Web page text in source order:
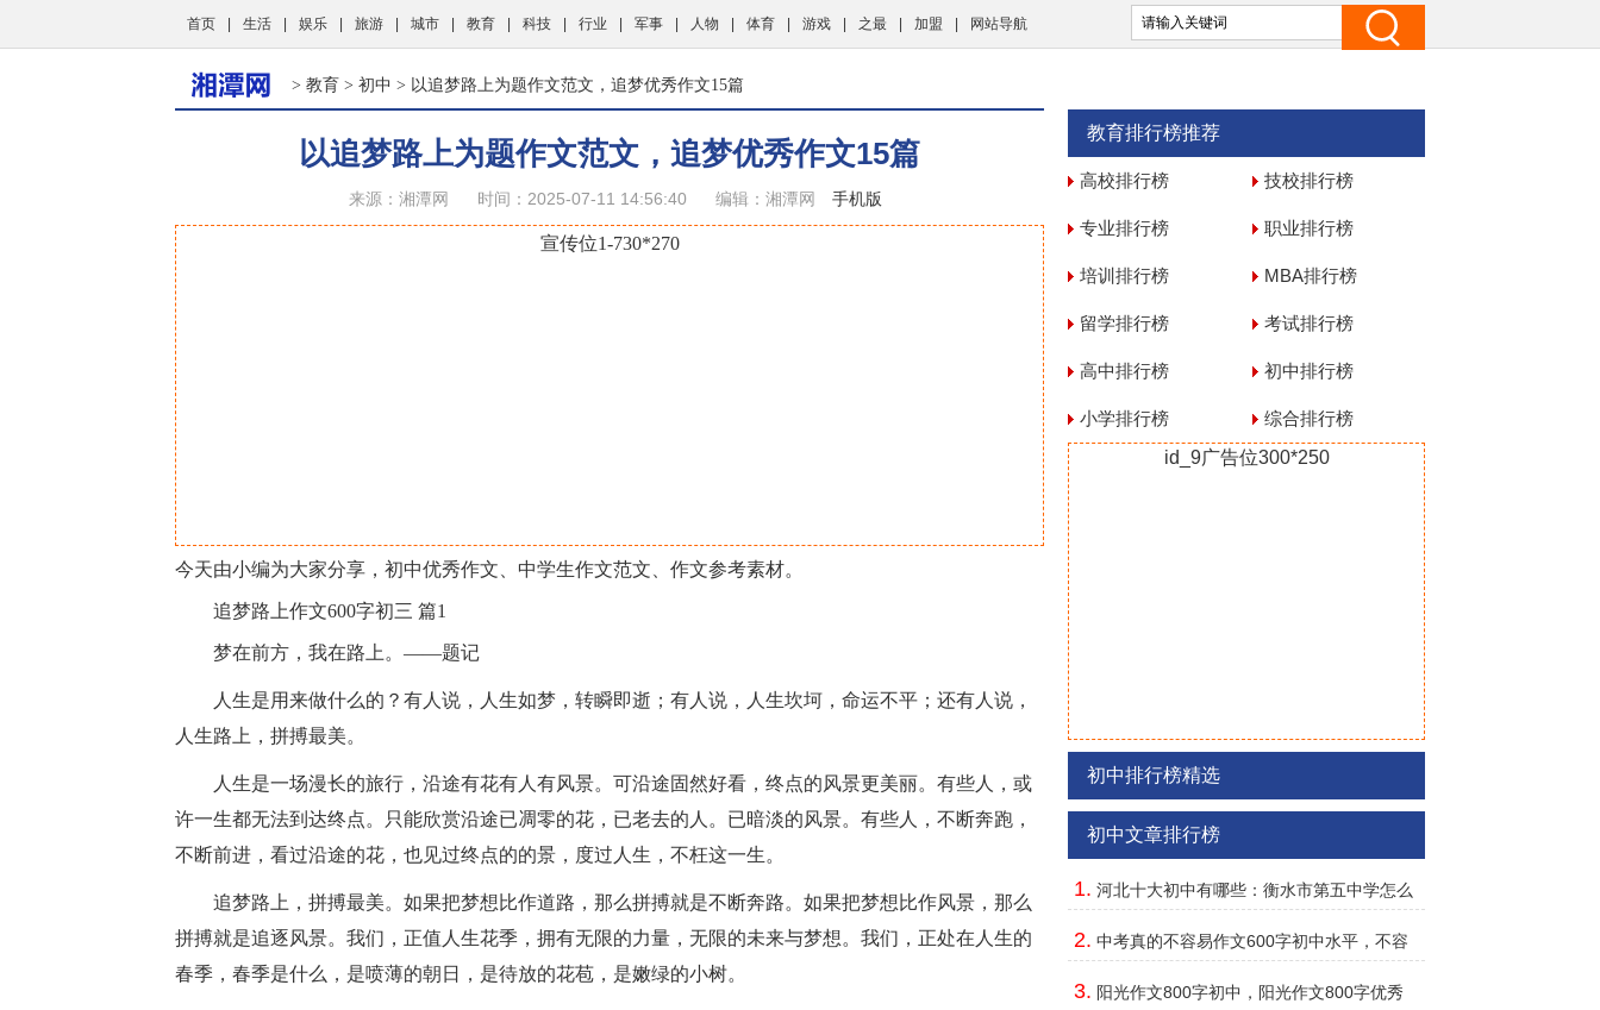
首页 生活 娱乐 旅游 城市 教育 科技 行业 军事 人物 体育 游戏 之最 加盟 网站导航
> 教育 > 初中 > 以追梦路上为题作文范文，追梦优秀作文15篇
以追梦路上为题作文范文，追梦优秀作文15篇
来源：湘潭网 时间：2025-07-11 14:56:40 编辑：湘潭网 手机版
宣传位1-730*270
今天由小编为大家分享，初中优秀作文、中学生作文范文、作文参考素材。
追梦路上作文600字初三 篇1
梦在前方，我在路上。——题记
人生是用来做什么的？有人说，人生如梦，转瞬即逝；有人说，人生坎坷，命运不平；还有人说，
人生路上，拼搏最美。
人生是一场漫长的旅行，沿途有花有人有风景。可沿途固然好看，终点的风景更美丽。有些人，或
许一生都无法到达终点。只能欣赏沿途已凋零的花，已老去的人。已暗淡的风景。有些人，不断奔跑，
不断前进，看过沿途的花，也见过终点的的景，度过人生，不枉这一生。
追梦路上，拼搏最美。如果把梦想比作道路，那么拼搏就是不断奔路。如果把梦想比作风景，那么
拼搏就是追逐风景。我们，正值人生花季，拥有无限的力量，无限的未来与梦想。我们，正处在人生的
春季，春季是什么，是喷薄的朝日，是待放的花苞，是嫩绿的小树。
教育排行榜推荐
高校排行榜 技校排行榜
专业排行榜 职业排行榜
培训排行榜 MBA排行榜
留学排行榜 考试排行榜
高中排行榜 初中排行榜
小学排行榜
综合排行榜
id_9广告位300*250
初中排行榜精选
初中文章排行榜
1. 河北十大初中有哪些：衡水市第五中学怎么
2. 中考真的不容易作文600字初中水平，不容
3. 阳光作文800字初中，阳光作文800字优秀